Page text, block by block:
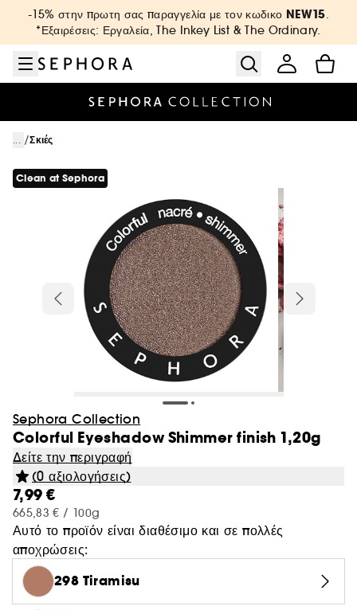
Μετάβαση στο μενού
Μετάβαση στο κύριο περιεχόμενο
Μετάβαση στο υποσέλιδο
-15% στην πρωτη σας παραγγελία με τον κωδικο NEW15.
*Εξαιρέσεις: Εργαλεία, The Inkey List & The Ordinary.
... /Σκιές
Clean at Sephora
Sephora Collection
Colorful Eyeshadow Shimmer finish 1,20g
Δείτε την περιγραφή
(0 αξιολογήσεις)
7,99 €
665,83 € / 100g
Αυτό το προϊόν είναι διαθέσιμο και σε πολλές
αποχρώσεις:
298 Tiramisu